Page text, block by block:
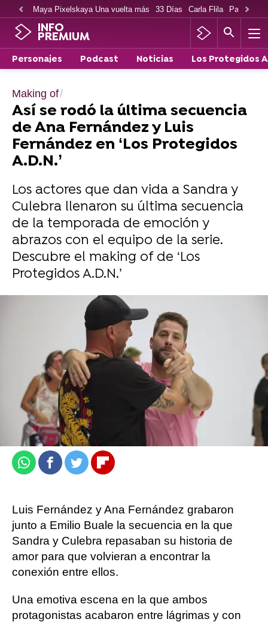
Maya Pixelskaya Una vuelta más 33 Días Carla Flila Paco
INFO
PREMIUM
Personajes Podcast Noticias Los Protegidos
Making of
Así se rodó la última secuencia
de Ana Fernández y Luis
Fernández en ‘Los Protegidos
A.D.N.’
Los actores que dan vida a Sandra y
Culebra llenaron su última secuencia
de la temporada de emoción y
abrazos con el equipo de la serie.
Descubre el making of de ‘Los
Protegidos A.D.N.’
Disfruta de la temporada completa en
ATRESplayer PREMIUM
Carmen Pardo
Publicado:23 de enero de 2023, 13:18
WhatsappFacebook
TwitterFlipboard
Luis Fernández y Ana Fernández grabaron
junto a Emilio Buale la secuencia en la que
Sandra y Culebra repasaban su historia de
amor para que volvieran a encontrar la
conexión entre ellos.
Una emotiva escena en la que ambos
protagonistas acabaron entre lágrimas y con